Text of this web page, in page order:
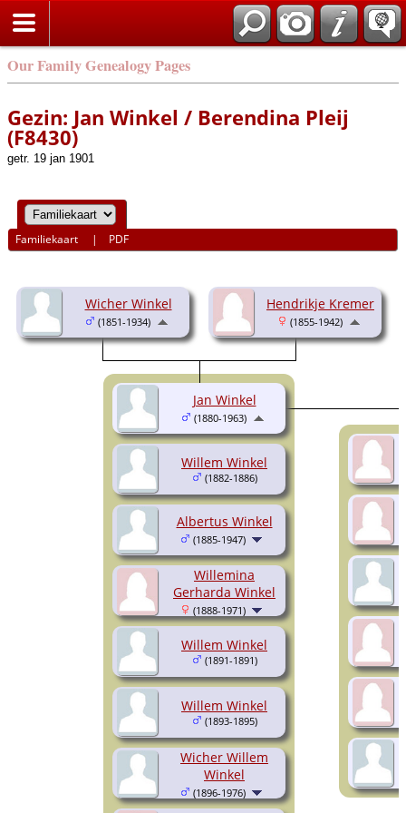
Our Family Genealogy Pages
Gezin: Jan Winkel / Berendina Pleij
(F8430)
getr. 19 jan 1901
Familiekaart | PDF
Wicher Winkel
(1851-1934)
Hendrikje Kremer
(1855-1942)
Willem Winkel
(1882-1886)
Albertus Winkel
(1885-1947)
Willemina
Gerharda Winkel
(1888-1971)
Willem Winkel
(1891-1891)
Willem Winkel
(1893-1895)
Wicher Willem
Winkel
(1896-1976)
Jan Winkel
(1880-1963)